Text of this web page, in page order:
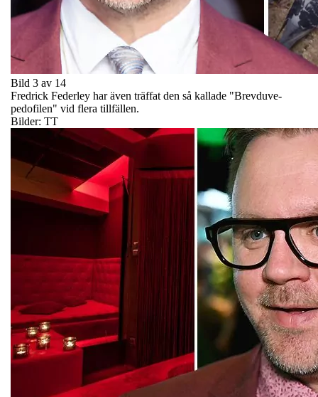
Bild 3 av 14
Fredrick Federley har även träffat den så kallade "Brevduve-
pedofilen" vid flera tillfällen.
Bilder: TT